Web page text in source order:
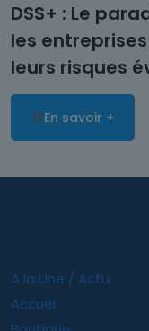
DSS+ : Le
les
leurs risques
En savoir +
A la Une / Actu
Accueil